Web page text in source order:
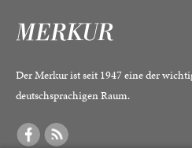
Der Merkur ist seit 1947 eine der
deutschsprachigen Raum.